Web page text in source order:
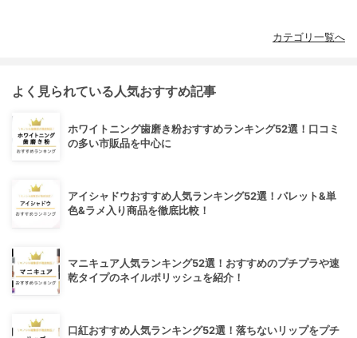
カテゴリ一覧へ
よく見られている人気おすすめ記事
ホワイトニング歯磨き粉おすすめランキング52選！口コミ
の多い市販品を中心に
アイシャドウおすすめ人気ランキング52選！パレット&単
色&ラメ入り商品を徹底比較！
マニキュア人気ランキング52選！おすすめのプチプラや速
乾タイプのネイルポリッシュを紹介！
口紅おすすめ人気ランキング52選！落ちないリップをプチ